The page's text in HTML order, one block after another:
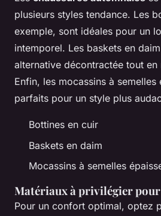
plusieurs styles tendance. Les
exemple, sont idéales pour un
intemporel. Les baskets en
alternative décontractée tout en
Enfin, les mocassins à semelles
parfaits pour un style plus
Bottines en cuir
Baskets en daim
Mocassins à semelles
Matériaux à privilégier
Pour un confort optimal, optez